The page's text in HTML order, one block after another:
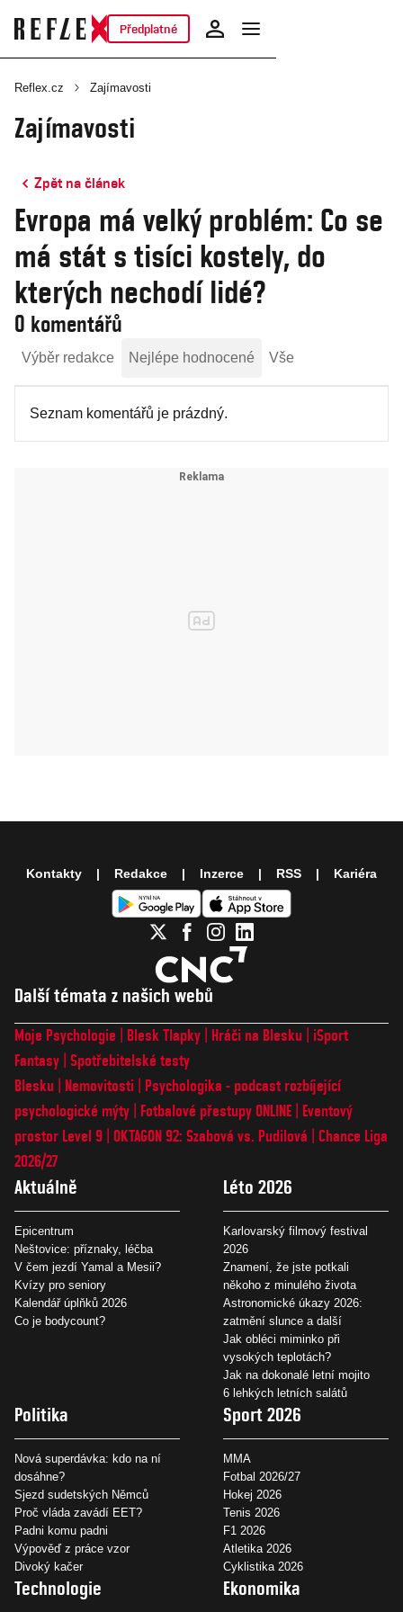
Předplatné
Reflex.cz Zajímavosti
Zajímavosti
Zpět na článek
Evropa má velký problém: Co se
má stát s tisíci kostely, do
kterých nechodí lidé?
0 komentářů
Výběr redakce Nejlépe hodnocené Vše
Seznam komentářů je prázdný.
Další témata z našich webů
Moje Psychologie Blesk Tlapky Hráči na Blesku
iSport
Fantasy Spotřebitelské testy
Blesku
Nemovitosti
Psychologika - podcast rozbíjející
psychologické mýty
Fotbalové přestupy ONLINE
Eventový
prostor Level 9 OKTAGON 92: Szabová vs. Pudilová
Chance Liga
2026/27
Aktuálně
Epicentrum
Neštovice: příznaky, léčba
V čem jezdí Yamal a Mesii?
Kvízy pro seniory
Kalendář úplňků 2026
Co je bodycount?
Léto 2026
Karlovarský filmový festival
2026
Znamení, že jste potkali
někoho z minulého života
Astronomické úkazy 2026:
zatmění slunce a další
Jak obléci miminko při
vysokých teplotách?
Jak na dokonalé letní mojito
6 lehkých letních salátů
Politika
Nová superdávka: kdo na ní
dosáhne?
Sjezd sudetských Němců
Proč vláda zavádí EET?
Padni komu padni
Výpověď z práce vzor
Divoký kačer
Sport 2026
MMA
Fotbal 2026/27
Hokej 2026
Tenis 2026
F1 2026
Atletika 2026
Cyklistika 2026
Technologie Ekonomika
Kontakty Redakce Inzerce RSS Kariéra